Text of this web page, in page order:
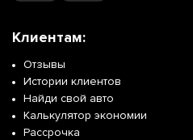
Клиентам:
Отзывы
Истории клиентов
Найди свой авто
Калькулятор экономии
Рассрочка